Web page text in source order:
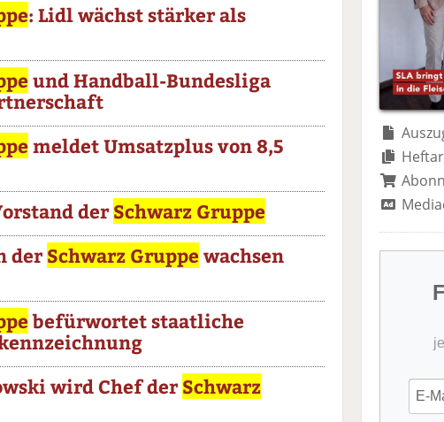
: Lidl wächst stärker als
und Handball-Bundesliga
meldet Umsatzplus von 8,5
der Schwarz Gruppe
der Schwarz Gruppe wachsen
befürwortet staatliche
wird Chef der Schwarz